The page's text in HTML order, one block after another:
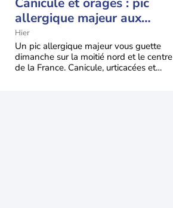
allergique majeur aux
urticacées sur la moitié
nord
Hier
Un pic allergique majeur vous guette
dimanche sur la moitié nord et le centre
de la France. Canicule, urticacées et